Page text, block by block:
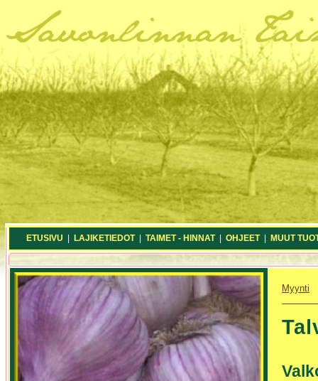
ETUSIVU LAJIKETIEDOT| TAIMET - HINNAT| OHJEET| MUUT
Myynti